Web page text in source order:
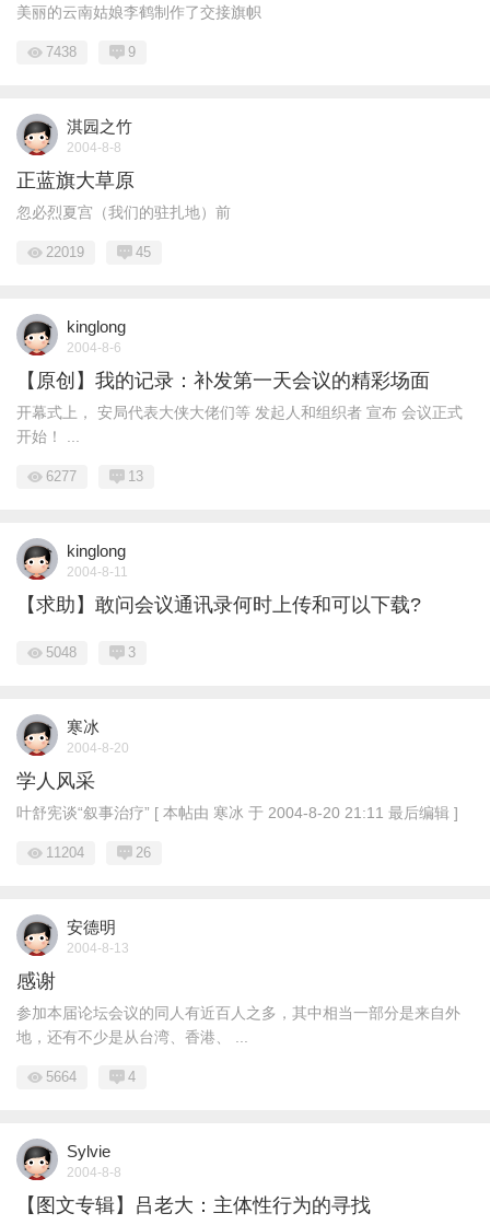
美丽的云南姑娘李鹤制作了交接旗帜
7438 9
淇园之竹
2004-8-8
正蓝旗大草原
忽必烈夏宫（我们的驻扎地）前
22019 45
kinglong
2004-8-6
【原创】我的记录：补发第一天会议的精彩场面
开幕式上， 安局代表大侠大佬们等 发起人和组织者 宣布 会议正式
开始！ ...
6277 13
kinglong
2004-8-11
【求助】敢问会议通讯录何时上传和可以下载?
5048 3
寒冰
2004-8-20
学人风采
叶舒宪谈“叙事治疗” [ 本帖由 寒冰 于 2004-8-20 21:11 最后编辑 ]
11204 26
安德明
2004-8-13
感谢
参加本届论坛会议的同人有近百人之多，其中相当一部分是来自外
地，还有不少是从台湾、香港、 ...
5664 4
Sylvie
2004-8-8
【图文专辑】吕老大：主体性行为的寻找